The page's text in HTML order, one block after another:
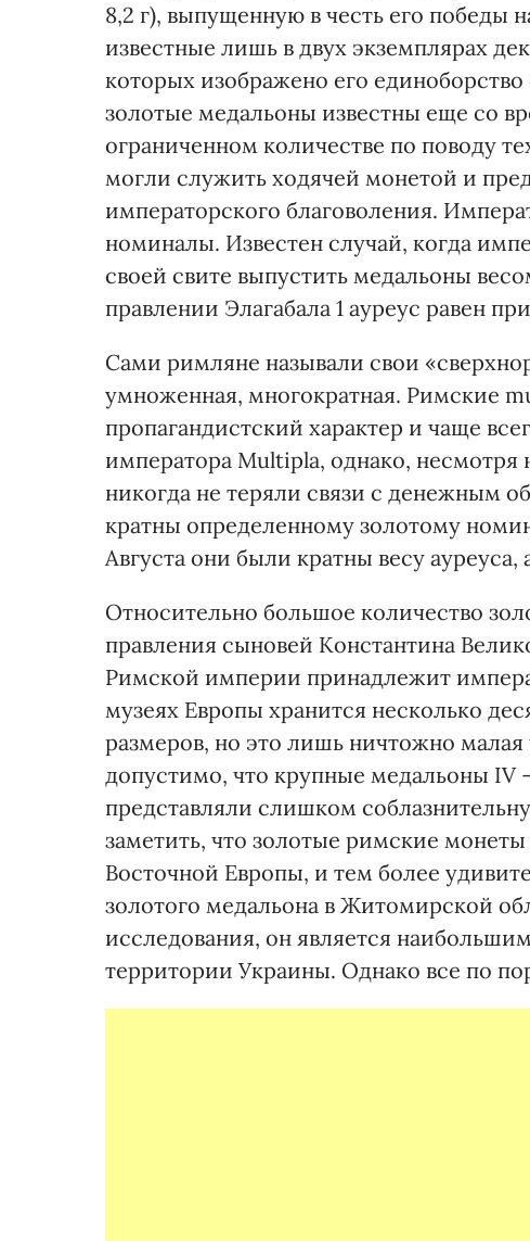
8,2 г), выпущенную в честь его
известные лишь в двух экземплярах
которых изображено его
золотые медальоны известны еще со
ограниченном количестве по поводу
могли служить ходячей монетой и
императорского благоволения.
номиналы. Известен случай, когда
своей свите выпустить медальоны
правлении Элагабала 1 ауреус равен
Сами римляне называли свои
умноженная, многократная. Римские
пропагандистский характер и чаще
императора Multipla, однако,
никогда не теряли связи с денежным
кратны определенному золотому
Августа они были кратны весу ауреуса,
Относительно большое количество
правления сыновей Константина
Римской империи принадлежит
музеях Европы хранится несколько
размеров, но это лишь ничтожно
допустимо, что крупные медальоны IV
представляли слишком
заметить, что золотые римские
Восточной Европы, и тем более
золотого медальона в Житомирской
исследования, он является
территории Украины. Однако все по